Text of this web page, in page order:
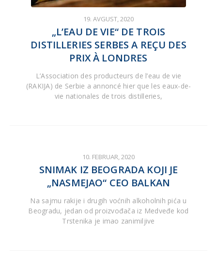
19. AVGUST, 2020
„L’EAU DE VIE“ DE TROIS
DISTILLERIES SERBES A REÇU DES
PRIX À LONDRES
L’Association des producteurs de l’eau de vie
(RAKIJA) de Serbie a annoncé hier que les eaux-de-
vie nationales de trois distilleries,
10. FEBRUAR, 2020
SNIMAK IZ BEOGRADA KOJI JE
„NASMEJAO“ CEO BALKAN
Na sajmu rakije i drugih voćnih alkoholnih pića u
Beogradu, jedan od proizvođača iz Medveđe kod
Trstenika je imao zanimiljive